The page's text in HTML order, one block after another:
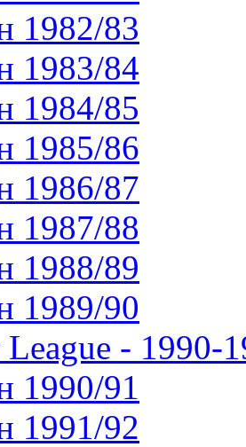
1982/83
1983/84
1984/85
1985/86
1986/87
1987/88
1988/89
1989/90
League - 1990-
1990/91
1991/92